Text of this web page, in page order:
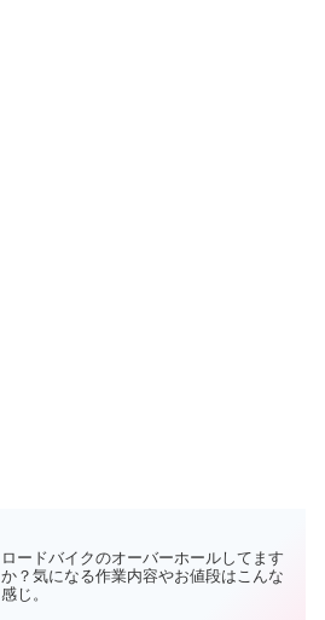
ロードバイクのオーバーホールしてます
か？気になる作業内容やお値段はこんな
感じ。